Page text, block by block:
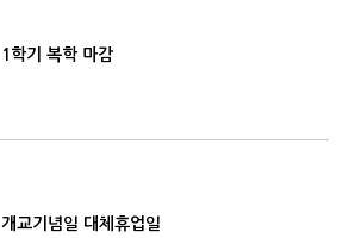
1학기 복학 마감
개교기념일 대체휴업일